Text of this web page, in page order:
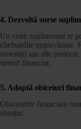
4. Dezvoltă surse
Un venit suplimentar te
cheltuielile neprevăzute.
investiții sau alte
stresul financiar.
5. Adoptă obiceiuri
Obiceiurile financiare
situație: